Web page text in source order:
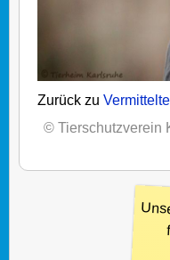
Zurück zu
© Tierschutzverein